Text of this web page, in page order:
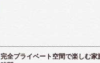
完全プライベート空間で楽しむ